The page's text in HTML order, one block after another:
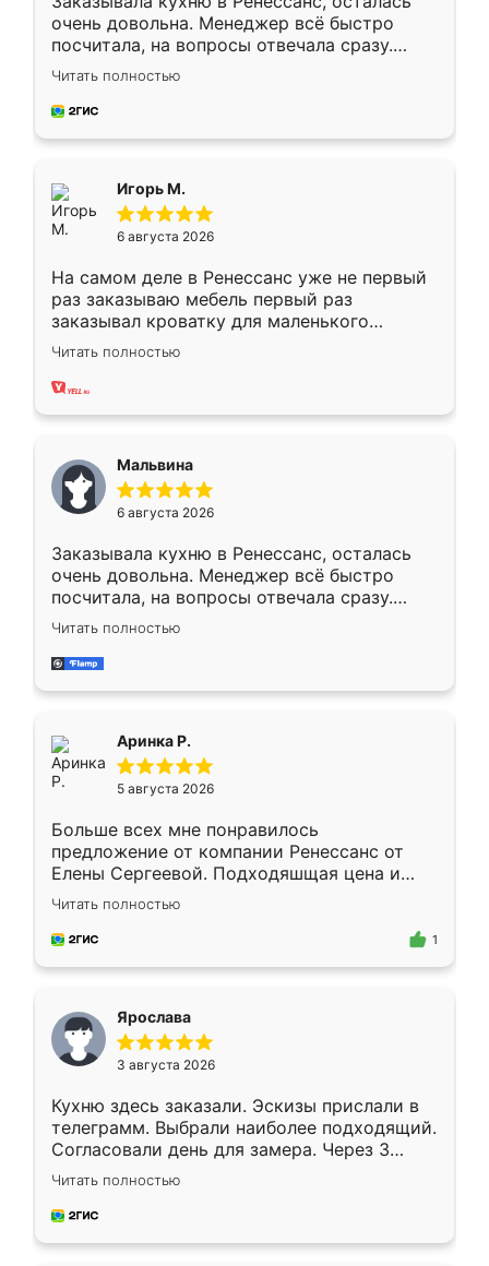
очень довольна. Менеджер всё быстро
посчитала, на вопросы отвечала сразу.
Замерщик приехал в субботу, подошёл к
делу со всей ответственностью. Собрали
за день, ребята работали аккуратно, даже
Читать полностью
Игорь М.
6 августа 2026
На самом деле в Ренессанс уже не первый
раз заказываю мебель первый раз
заказывал кроватку для маленького
ребёнка при его рождении ,во второй раз
заказал шкаф-купе. По качеству очень
хорошее сборка достаточно быстрая,
меньше, здесь же он более разнообразный.
Мне нравится ,если что-то потребуется из
мебели буду заказывать только здесь.
Читать полностью
Мальвина
6 августа 2026
Заказывала кухню в Ренессанс, осталась
очень довольна. Менеджер всё быстро
посчитала, на вопросы отвечала сразу.
Замерщик приехал в субботу, подошёл к
делу со всей ответственностью. Собрали
за день, ребята работали аккуратно, даже
Читать полностью
Аринка Р.
5 августа 2026
Больше всех мне понравилось
предложение от компании Ренессанс от
Елены Сергеевой. Подходяшщая цена и
короткие сроки изготовления. Приехавший
для замера сотрудник Владислав
предложил по моему эскизу самый
Читать полностью
1
Ярослава
3 августа 2026
Кухню здесь заказали. Эскизы прислали в
телеграмм. Выбрали наиболее подходящий.
Согласовали день для замера. Через 3
недели кухня была уже готова. Остались
довольны работой. Спасибо Ренессанс
мебель за качественную работу!
Читать полностью